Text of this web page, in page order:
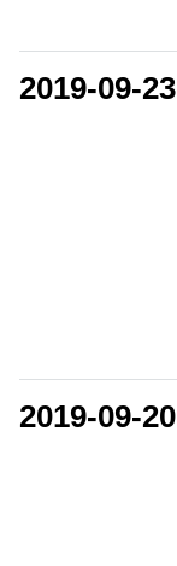
2019-09-23
2019-09-20